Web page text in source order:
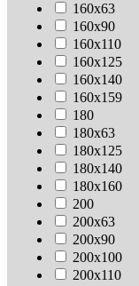
160х63
160х90
160х110
160х125
160х140
160х159
180
180х63
180х125
180х140
180х160
200
200х63
200х90
200х100
200х110